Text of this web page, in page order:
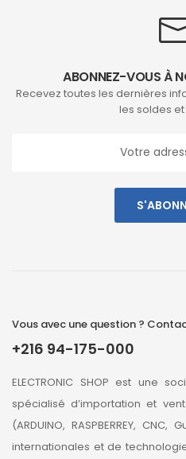
ABONNEZ-VOUS À
Recevez toutes les dernières
les soldes
Vous avec une question ?
+216 94-175-000
ELECTRONIC SHOP est une
spécialisé d’importation et
(ARDUINO, RASPBERREY,
internationales et de